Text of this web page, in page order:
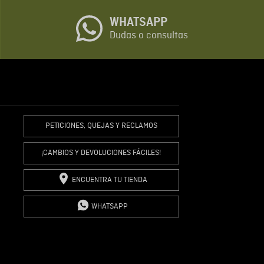
COMENTARIO
WHATSAPP
Dudas o consultas
PETICIONES, QUEJAS Y RECLAMOS
¡CAMBIOS Y DEVOLUCIONES FÁCILES!
ENCUENTRA TU TIENDA
WHATSAPP